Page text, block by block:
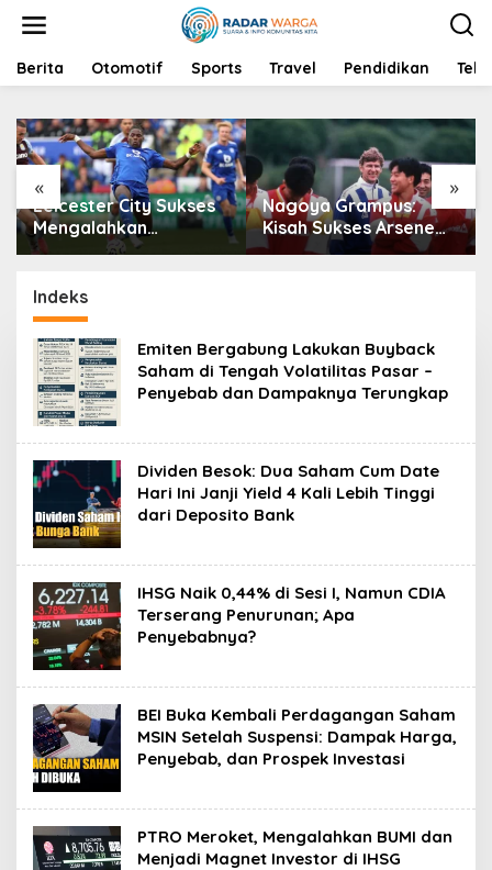
t
Berita Otomotif Sports Travel Pendidikan
« »
Leicester City Sukses
Mengalahkan
Northampton Town
Nagoya Grampus:
Kisah Sukses Arsene
Wenger di Jepang
Indeks
Emiten Bergabung Lakukan Buyback
Saham di Tengah Volatilitas Pasar –
Penyebab dan Dampaknya Terungkap
Dividen Besok: Dua Saham Cum Date
Hari Ini Janji Yield 4 Kali Lebih Tinggi
dari Deposito Bank
IHSG Naik 0,44% di Sesi I, Namun CDIA
Terserang Penurunan; Apa
Penyebabnya?
BEI Buka Kembali Perdagangan Saham
MSIN Setelah Suspensi: Dampak Harga,
Penyebab, dan Prospek Investasi
PTRO Meroket, Mengalahkan BUMI dan
Menjadi Magnet Investor di IHSG